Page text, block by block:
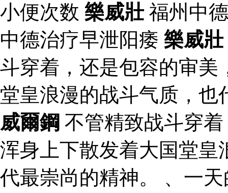
小便次数 樂威壯福州中
中德治疗早泄阳痿 樂威壯
斗穿着，还是包容的审美
堂皇浪漫的战斗气质，也
威爾鋼 不管精致战斗穿
浑身上下散发着大国堂皇
代最崇尚的精神。 、一